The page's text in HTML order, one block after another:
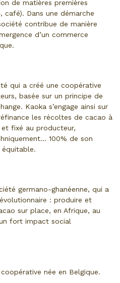
de matières premières
café). Dans une démarche
contribue de manière
d’un commerce
qui a créé une coopérative
basée sur un principe de
Kaoka s’engage ainsi sur
les récoltes de cacao à
et fixé au producteur,
100% de son
germano-ghanéenne, qui a
: produire et
sur place, en Afrique, au
fort impact social
née en Belgique.